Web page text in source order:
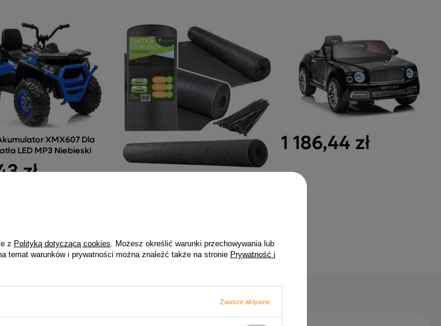
XMX607 Dla
LED MP3 Niebieski
zł
1 186,44 zł
z Polityką dotyczącą cookies . Możesz określić warunki przechowywania lub
temat warunków i prywatności można znaleźć także na stronie Prywatność i
Zawsze aktywne